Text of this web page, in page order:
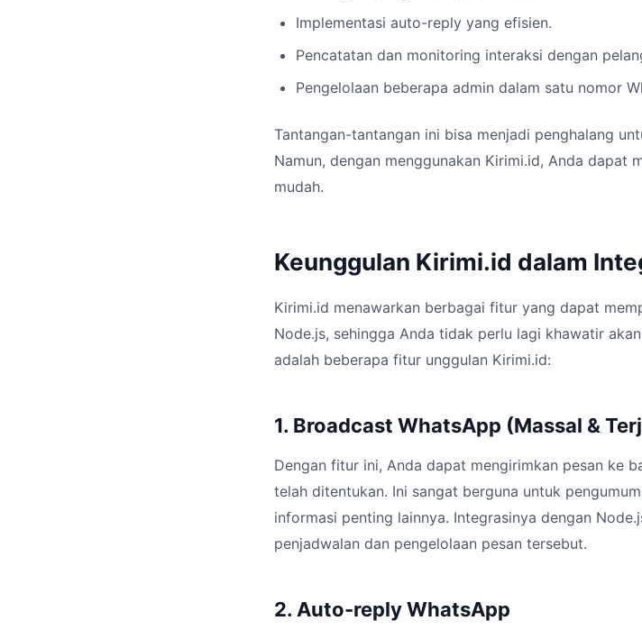
Implementasi auto-reply yang efisien.
Pencatatan dan monitoring interaksi dengan
Pengelolaan beberapa admin dalam satu nomor
Tantangan-tantangan ini bisa menjadi penghalang
Namun, dengan menggunakan Kirimi.id, Anda dapat
mudah.
Keunggulan Kirimi.id dalam
Kirimi.id menawarkan berbagai fitur yang dapat
Node.js, sehingga Anda tidak perlu lagi khawatir
adalah beberapa fitur unggulan Kirimi.id:
1. Broadcast WhatsApp (Massal &
Dengan fitur ini, Anda dapat mengirimkan pesan ke
telah ditentukan. Ini sangat berguna untuk
informasi penting lainnya. Integrasinya dengan
penjadwalan dan pengelolaan pesan tersebut.
2. Auto-reply WhatsApp